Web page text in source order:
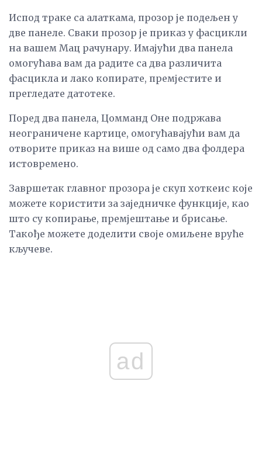
Испод траке са алаткама, прозор је подељен у
две панеле. Сваки прозор је приказ у фасцикли
на вашем Мац рачунару. Имајући два панела
омогућава вам да радите са два различита
фасцикла и лако копирате, премјестите и
прегледате датотеке.
Поред два панела, Цомманд Оне подржава
неограничене картице, омогућавајући вам да
отворите приказ на више од само два фолдера
истовремено.
Завршетак главног прозора је скуп хоткеис које
можете користити за заједничке функције, као
што су копирање, премјештање и брисање.
Такође можете доделити своје омиљене вруће
кључеве.
ad